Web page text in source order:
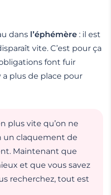
dans l’éphémère : il est
vite. C’est pour ça
font fuir
a plus de place pour
plus vite qu’on ne
un claquement de
Maintenant que
et que vous savez
recherchez, tout est